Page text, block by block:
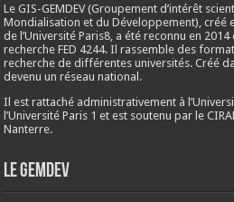
Le GIS-GEMDEV (Groupement d’intérêt
Mondialisation et du Développement), créé
de l’Université Paris8, a été reconnu en
recherche FED 4244. Il rassemble des
recherche de différentes universités. Créé
devenu un réseau national.
Il est rattaché administrativement à
l’Université Paris 1 et est soutenu par le
Nanterre.
Le Gemdev